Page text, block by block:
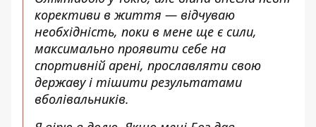
корективи в життя — відчуваю
необхідність, поки в мене ще є сили,
максимально проявити себе на
спортивній арені, прославляти свою
державу і тішити результатами
вболівальників.